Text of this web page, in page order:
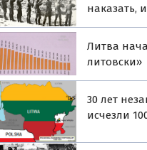
наказать,
Литва
литовски»
30 лет
исчезли